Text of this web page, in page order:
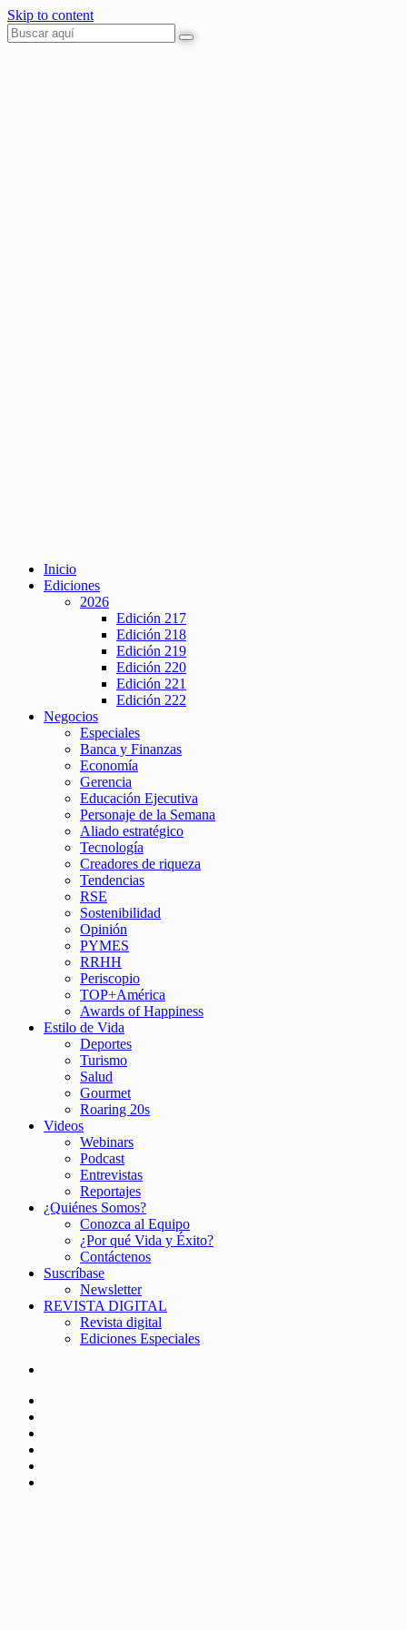
Skip to content
Inicio
Ediciones
2026
Edición 217
Edición 218
Edición 219
Edición 220
Edición 221
Edición 222
Negocios
Especiales
Banca y Finanzas
Economía
Gerencia
Educación Ejecutiva
Personaje de la Semana
Aliado estratégico
Tecnología
Creadores de riqueza
Tendencias
RSE
Sostenibilidad
Opinión
PYMES
RRHH
Periscopio
TOP+América
Awards of Happiness
Estilo de Vida
Deportes
Turismo
Salud
Gourmet
Roaring 20s
Videos
Webinars
Podcast
Entrevistas
Reportajes
¿Quiénes Somos?
Conozca al Equipo
¿Por qué Vida y Éxito?
Contáctenos
Suscríbase
Newsletter
REVISTA DIGITAL
Revista digital
Ediciones Especiales